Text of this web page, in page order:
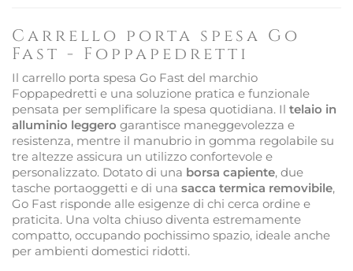
Carrello porta spesa Go
Fast - Foppapedretti
Il carrello porta spesa Go Fast del marchio
Foppapedretti e una soluzione pratica e funzionale
pensata per semplificare la spesa quotidiana. Il telaio in
alluminio leggero garantisce maneggevolezza e
resistenza, mentre il manubrio in gomma regolabile su
tre altezze assicura un utilizzo confortevole e
personalizzato. Dotato di una borsa capiente, due
tasche portaoggetti e di una sacca termica removibile,
Go Fast risponde alle esigenze di chi cerca ordine e
praticita. Una volta chiuso diventa estremamente
compatto, occupando pochissimo spazio, ideale anche
per ambienti domestici ridotti.